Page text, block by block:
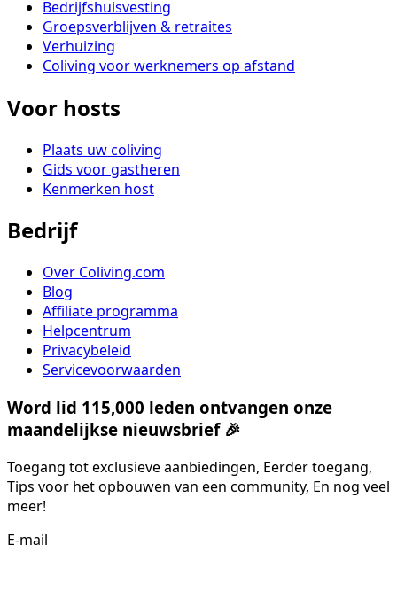
Bedrijfshuisvesting
Groepsverblijven & retraites
Verhuizing
Coliving voor werknemers op afstand
Voor hosts
Plaats uw coliving
Gids voor gastheren
Kenmerken host
Bedrijf
Over Coliving.com
Blog
Affiliate programma
Helpcentrum
Privacybeleid
Servicevoorwaarden
Word lid 115,000 leden ontvangen onze
maandelijkse nieuwsbrief 🎉
Toegang tot exclusieve aanbiedingen, Eerder toegang,
Tips voor het opbouwen van een community, En nog veel
meer!
E-mail